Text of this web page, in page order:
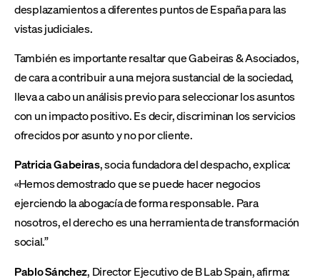
desplazamientos a diferentes puntos de España para las
vistas judiciales.
También es importante resaltar que Gabeiras & Asociados,
de cara a contribuir a una mejora sustancial de la sociedad,
lleva a cabo un análisis previo para seleccionar los asuntos
con un impacto positivo. Es decir, discriminan los servicios
ofrecidos por asunto y no por cliente.
Patricia Gabeiras, socia fundadora del despacho, explica:
«Hemos demostrado que se puede hacer negocios
ejerciendo la abogacía de forma responsable. Para
nosotros, el derecho es una herramienta de transformación
social.”
Pablo Sánchez, Director Ejecutivo de B Lab Spain, afirma: